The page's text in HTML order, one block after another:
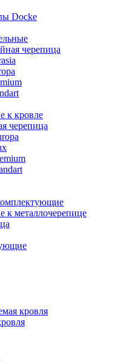
Docke
черепица
к кровле
черепица
к металлочерепице
кровля